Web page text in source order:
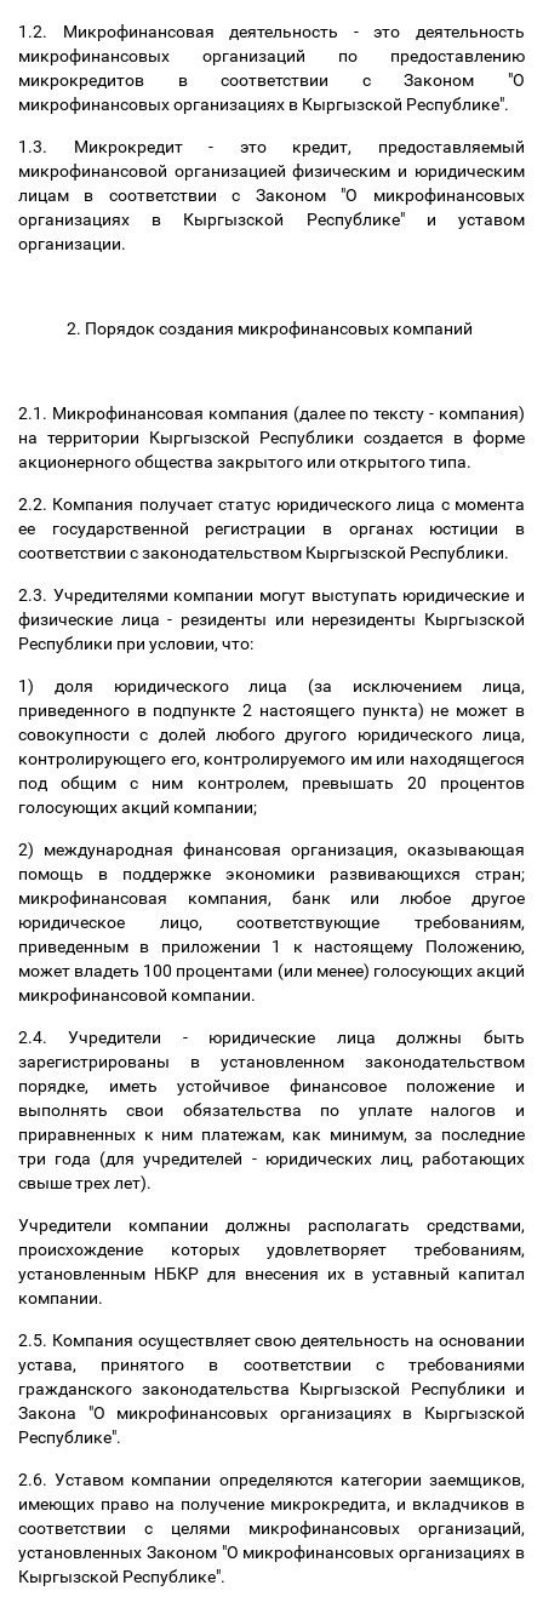
1.2. Микрофинансовая деятельность - это деятельность
микрофинансовых организаций по предоставлению
микрокредитов в соответствии с Законом "О
микрофинансовых организациях в Кыргызской Республике".
1.3. Микрокредит - это кредит, предоставляемый
микрофинансовой организацией физическим и юридическим
лицам в соответствии с Законом "О микрофинансовых
организациях в Кыргызской Республике" и уставом
организации.
2. Порядок создания микрофинансовых компаний
2.1. Микрофинансовая компания (далее по тексту - компания)
на территории Кыргызской Республики создается в форме
акционерного общества закрытого или открытого типа.
2.2. Компания получает статус юридического лица с момента
ее государственной регистрации в органах юстиции в
соответствии с законодательством Кыргызской Республики.
2.3. Учредителями компании могут выступать юридические и
физические лица - резиденты или нерезиденты Кыргызской
Республики при условии, что:
1) доля юридического лица (за исключением лица,
приведенного в подпункте 2 настоящего пункта) не может в
совокупности с долей любого другого юридического лица,
контролирующего его, контролируемого им или находящегося
под общим с ним контролем, превышать 20 процентов
голосующих акций компании;
2) международная финансовая организация, оказывающая
помощь в поддержке экономики развивающихся стран;
микрофинансовая компания, банк или любое другое
юридическое лицо, соответствующие требованиям,
приведенным в приложении 1 к настоящему Положению,
может владеть 100 процентами (или менее) голосующих акций
микрофинансовой компании.
2.4. Учредители - юридические лица должны быть
зарегистрированы в установленном законодательством
порядке, иметь устойчивое финансовое положение и
выполнять свои обязательства по уплате налогов и
приравненных к ним платежам, как минимум, за последние
три года (для учредителей - юридических лиц, работающих
свыше трех лет).
Учредители компании должны располагать средствами,
происхождение которых удовлетворяет требованиям,
установленным НБКР для внесения их в уставный капитал
компании.
2.5. Компания осуществляет свою деятельность на основании
устава, принятого в соответствии с требованиями
гражданского законодательства Кыргызской Республики и
Закона "О микрофинансовых организациях в Кыргызской
Республике".
2.6. Уставом компании определяются категории заемщиков,
имеющих право на получение микрокредита, и вкладчиков в
соответствии с целями микрофинансовых организаций,
установленных Законом "О микрофинансовых организациях в
Кыргызской Республике".